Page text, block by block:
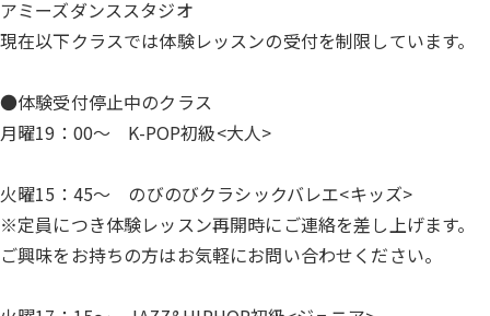
アミーズダンススタジオ
現在以下クラスでは体験レッスンの受付を制限しています。
●体験受付停止中のクラス
月曜19：00〜 K-POP初級<大人>
火曜15：45～ のびのびクラシックバレエ<キッズ>
※定員につき体験レッスン再開時にご連絡を差し上げます。
ご興味をお持ちの方はお気軽にお問い合わせください。